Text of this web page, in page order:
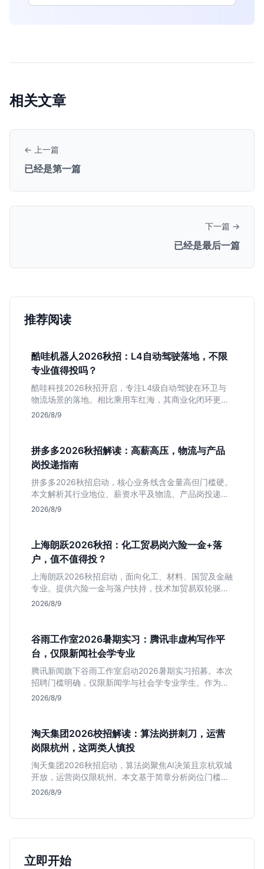
相关文章
← 上一篇
已经是第一篇
下一篇 →
已经是最后一篇
推荐阅读
酷哇机器人2026秋招：L4自动驾驶落地，不限
专业值得投吗？
酷哇科技2026秋招开启，专注L4级自动驾驶在环卫与
物流场景的落地。相比乘用车红海，其商业化闭环更清
晰，现金流相对健康。本文解读其业务模式、岗位稳定
2026/8/9
拼多多2026秋招解读：高薪高压，物流与产品
岗投递指南
拼多多2026秋招启动，核心业务线含金量高但门槛硬。
本文解析其行业地位、薪资水平及物流、产品岗投递策
略，助你判断是否适合这种高强度职业起步。
2026/8/9
上海朗跃2026秋招：化工贸易岗六险一金+落
户，值不值得投？
上海朗跃2026秋招启动，面向化工、材料、国贸及金融
专业。提供六险一金与落户扶持，技术加贸易双轮驱动
模式稳定性高。本文解读岗位需求与福利含金量，帮应
2026/8/9
谷雨工作室2026暑期实习：腾讯非虚构写作平
台，仅限新闻社会学专业
腾讯新闻旗下谷雨工作室启动2026暑期实习招募。本次
招聘门槛明确，仅限新闻学与社会学专业学生。作为深
耕非虚构写作的头部团队，该岗位提供独立发稿机会与
2026/8/9
淘天集团2026校招解读：算法岗拼刺刀，运营
岗限杭州，这两类人慎投
淘天集团2026秋招启动，算法岗聚焦AI决策且京杭双城
开放，运营岗仅限杭州。本文基于简章分析岗位门槛、
薪资行情及适合人群，帮应届生判断是否值得投递。
2026/8/9
立即开始